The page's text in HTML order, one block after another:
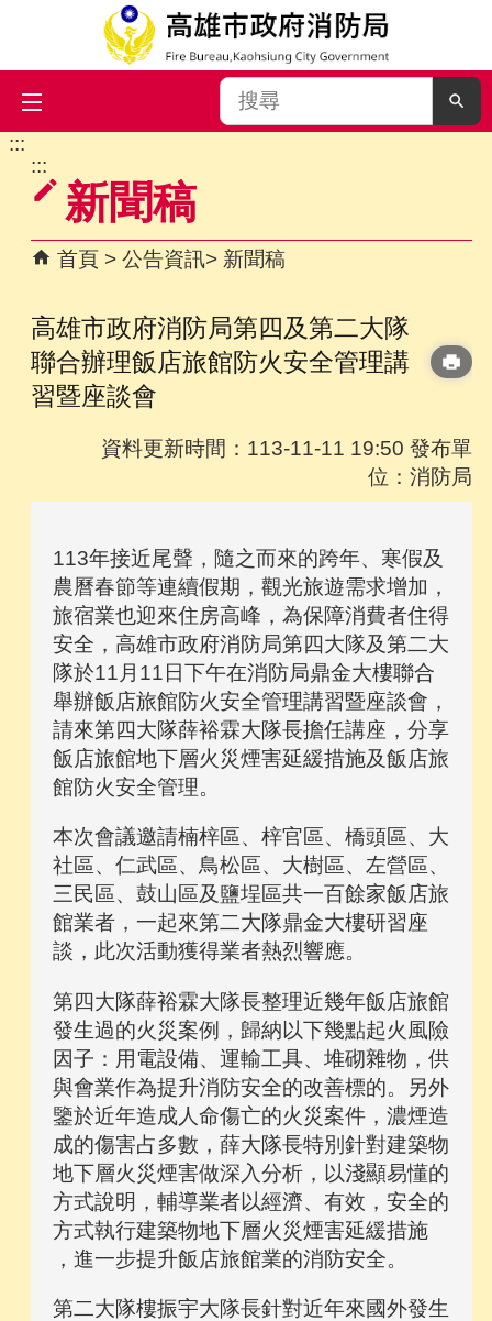
跳到主要內容區塊
搜
尋
:::
:::
新聞稿
首頁 公告資訊 新聞稿
高雄市政府消防局第四及第二大隊
聯合辦理飯店旅館防火安全管理講
習暨座談會
資料更新時間：113-11-11 19:50 發布單
位：消防局
113年接近尾聲，隨之而來的跨年、寒假及
農曆春節等連續假期，觀光旅遊需求增加，
旅宿業也迎來住房高峰，為保障消費者住得
安全，高雄市政府消防局第四大隊及第二大
隊於11月11日下午在消防局鼎金大樓聯合
舉辦飯店旅館防火安全管理講習暨座談會，
請來第四大隊薛裕霖大隊長擔任講座，分享
飯店旅館地下層火災煙害延緩措施及飯店旅
館防火安全管理。
本次會議邀請楠梓區、梓官區、橋頭區、大
社區、仁武區、鳥松區、大樹區、左營區、
三民區、鼓山區及鹽埕區共一百餘家飯店旅
館業者，一起來第二大隊鼎金大樓研習座
談，此次活動獲得業者熱烈響應。
第四大隊薛裕霖大隊長整理近幾年飯店旅館
發生過的火災案例，歸納以下幾點起火風險
因子：用電設備、運輸工具、堆砌雜物，供
與會業作為提升消防安全的改善標的。另外
鑒於近年造成人命傷亡的火災案件，濃煙造
成的傷害占多數，薛大隊長特別針對建築物
地下層火災煙害做深入分析，以淺顯易懂的
方式說明，輔導業者以經濟、有效，安全的
方式執行建築物地下層火災煙害延緩措施
，進一步提升飯店旅館業的消防安全。
第二大隊樓振宇大隊長針對近年來國外發生